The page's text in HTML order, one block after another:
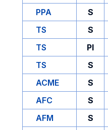
PPA
S
TS
S
TS
PI
TS
S
ACME
S
AFC
S
AFM
S